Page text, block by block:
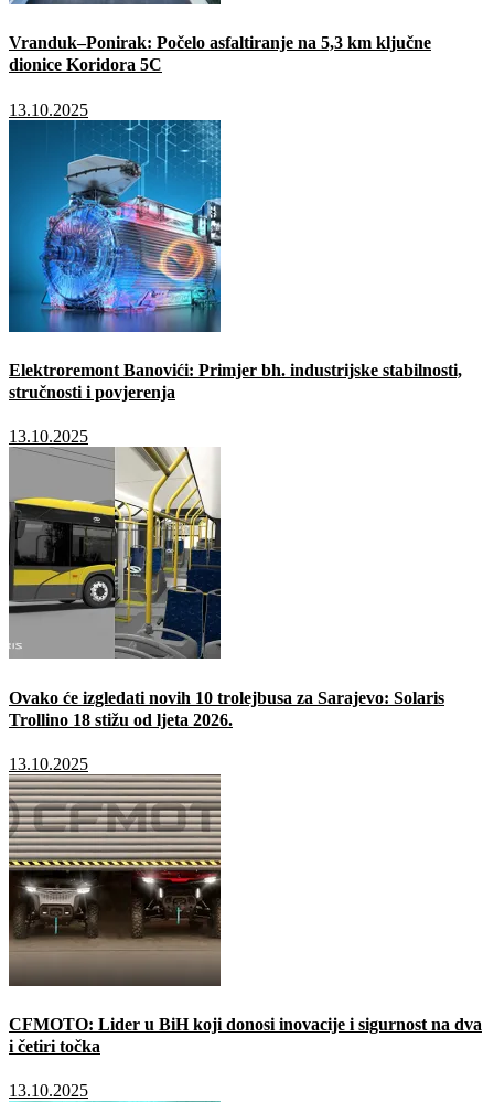
Vranduk–Ponirak: Počelo asfaltiranje na 5,3 km ključne
dionice Koridora 5C
13.10.2025
Elektroremont Banovići: Primjer bh. industrijske stabilnosti,
stručnosti i povjerenja
13.10.2025
Ovako će izgledati novih 10 trolejbusa za Sarajevo: Solaris
Trollino 18 stižu od ljeta 2026.
13.10.2025
CFMOTO: Lider u BiH koji donosi inovacije i sigurnost na dva
i četiri točka
13.10.2025